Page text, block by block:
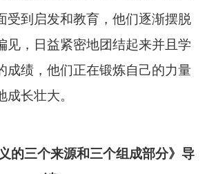
受到启发和教育，他们逐渐摆脱
见，日益紧密地团结起来并且学
成绩，他们正在锻炼自己的力量
长壮大。
的三个来源和三个组成部分》导